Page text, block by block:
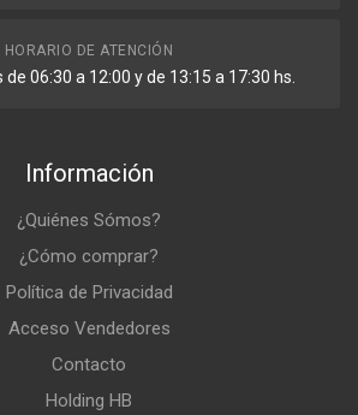
HORARIO DE ATENCIÓN
de 06:30 a 12:00 y de 13:15 a 17:30 hs.
Información
¿Quiénes Sómos?
¿Cómo comprar?
Política de Privacidad
Acceso Vendedores
Contacto
Holding HB